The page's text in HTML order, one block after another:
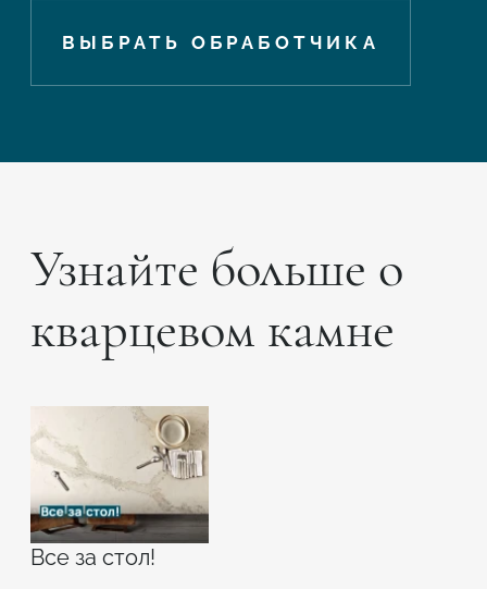
ВЫБРАТЬ ОБРАБОТЧИКА
Узнайте больше о
кварцевом камне
Все за стол!